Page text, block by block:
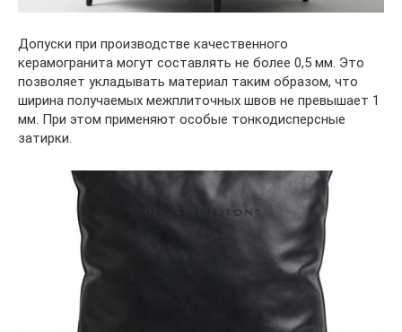
Допуски при производстве качественного
керамогранита могут составлять не более 0,5 мм. Это
позволяет укладывать материал таким образом, что
ширина получаемых межплиточных швов не превышает 1
мм. При этом применяют особые тонкодисперсные
затирки.